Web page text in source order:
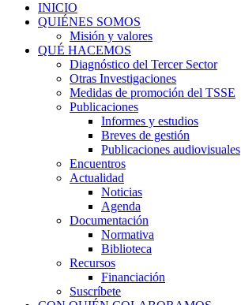
INICIO
QUIÉNES SOMOS
Misión y valores
QUÉ HACEMOS
Diagnóstico del Tercer Sector
Otras Investigaciones
Medidas de promoción del TSSE
Publicaciones
Informes y estudios
Breves de gestión
Publicaciones audiovisuales
Encuentros
Actualidad
Noticias
Agenda
Documentación
Normativa
Biblioteca
Recursos
Financiación
Suscríbete